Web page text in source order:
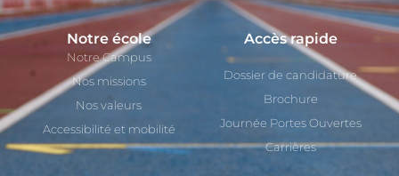
Notre école
Notre Campus
Nos missions
Nos valeurs
Accessibilité et mobilité
Accès rapide
Dossier de candidature
Brochure
Journée Portes Ouvertes
Carrières